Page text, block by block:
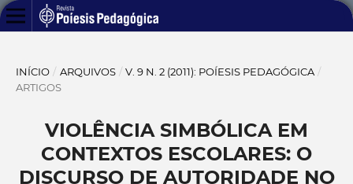
INÍCIO / ARQUIVOS / V. 9 N. 2 (2011): POÍESIS PEDAGÓGICA /
ARTIGOS
VIOLÊNCIA SIMBÓLICA EM
CONTEXTOS ESCOLARES: O
DISCURSO DE AUTORIDADE NO